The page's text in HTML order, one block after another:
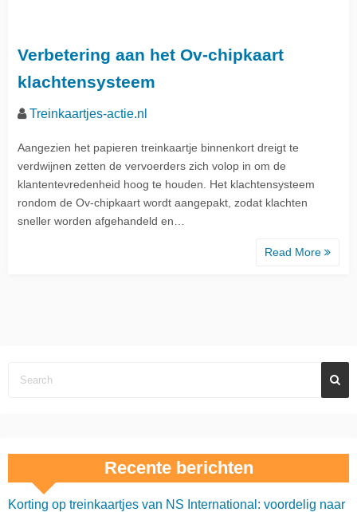
Verbetering aan het Ov-chipkaart
klachtensysteem
Treinkaartjes-actie.nl
Aangezien het papieren treinkaartje binnenkort dreigt te
verdwijnen zetten de vervoerders zich volop in om de
klantentevredenheid hoog te houden. Het klachtensysteem
rondom de Ov-chipkaart wordt aangepakt, zodat klachten
sneller worden afgehandeld en…
Read More
Recente berichten
Korting op treinkaartjes van NS International: voordelig naar